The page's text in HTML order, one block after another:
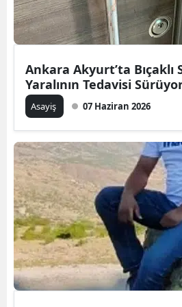
Ankara Akyurt’ta Bıçaklı
Yaralının Tedavisi
Asayiş 07 Haziran 2026